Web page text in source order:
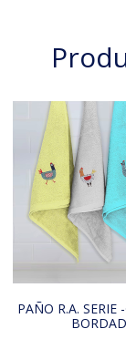
PAÑO R.A. SERIE